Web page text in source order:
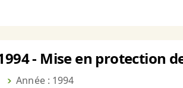
- Mise en protection
Année : 1994